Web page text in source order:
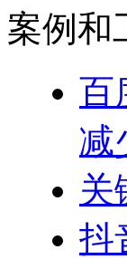
案例和
百
减
关
抖